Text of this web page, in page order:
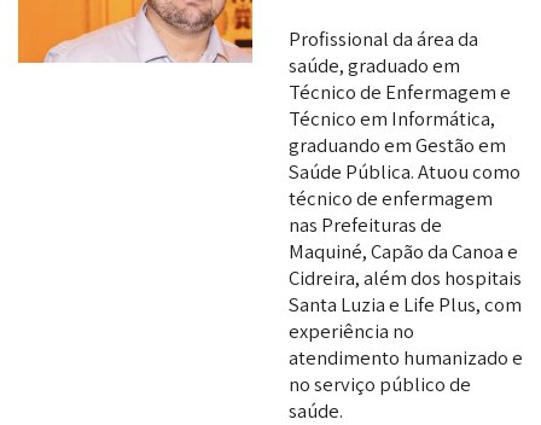
Profissional da área da
saúde, graduado em
Técnico de Enfermagem e
Técnico em Informática,
graduando em Gestão em
Saúde Pública. Atuou como
técnico de enfermagem
nas Prefeituras de
Maquiné, Capão da Canoa e
Cidreira, além dos hospitais
Santa Luzia e Life Plus, com
experiência no
atendimento humanizado e
no serviço público de
saúde.